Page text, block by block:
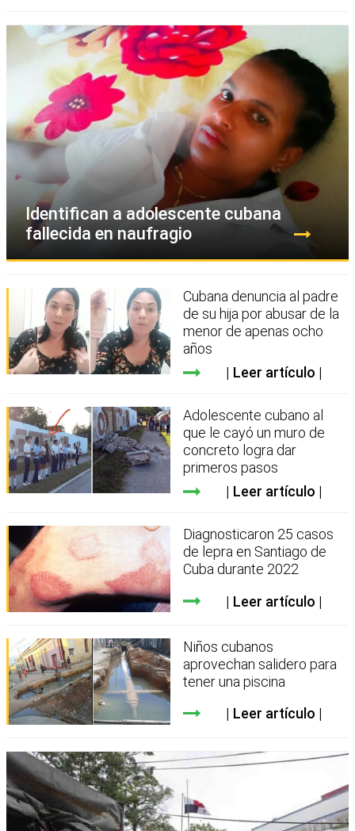
Identifican a adolescente cubana
fallecida en naufragio
Cubana denuncia al padre
de su hija por abusar de la
menor de apenas ocho
años
Leer artículo
Adolescente cubano al
que le cayó un muro de
concreto logra dar
primeros pasos
Leer artículo
Diagnosticaron 25 casos
de lepra en Santiago de
Cuba durante 2022
Leer artículo
Niños cubanos
aprovechan salidero para
tener una piscina
Leer artículo